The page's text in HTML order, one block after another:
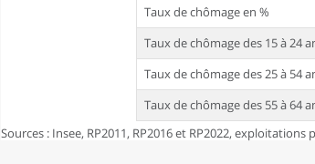
Taux de chômage en %
Taux de chômage des 15 à 24
Taux de chômage des 25 à 54
Taux de chômage des 55 à 64
Sources : Insee, RP2011, RP2016 et RP2022,